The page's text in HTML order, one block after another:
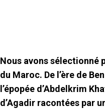
Nous avons sélectionné
du Maroc. De l’ère de
l’épopée d’Abdelkrim
d’Agadir racontées par